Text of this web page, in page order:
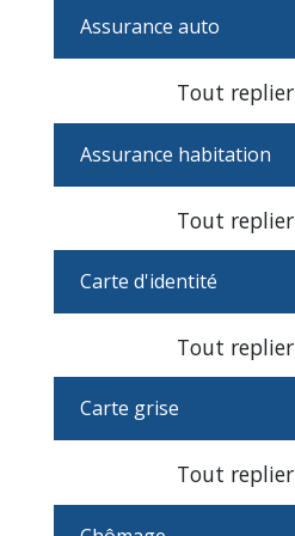
Assurance auto
Tout replier
Assurance habitation
Tout replier
Carte d'identité
Tout replier
Carte grise
Tout replier